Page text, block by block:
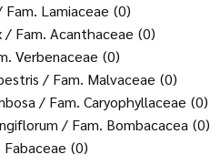
Lamiaceae (0)
/ Fam. Acanthaceae (0)
Verbenaceae (0)
/ Fam. Malvaceae (0)
/ Fam. Caryophyllaceae (0)
/ Fam. Bombacacea (0)
Fabaceae (0)